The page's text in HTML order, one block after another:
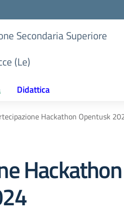
Secondaria Superiore
(Le)
Didattica
Hackathon Opentusk
Hackathon